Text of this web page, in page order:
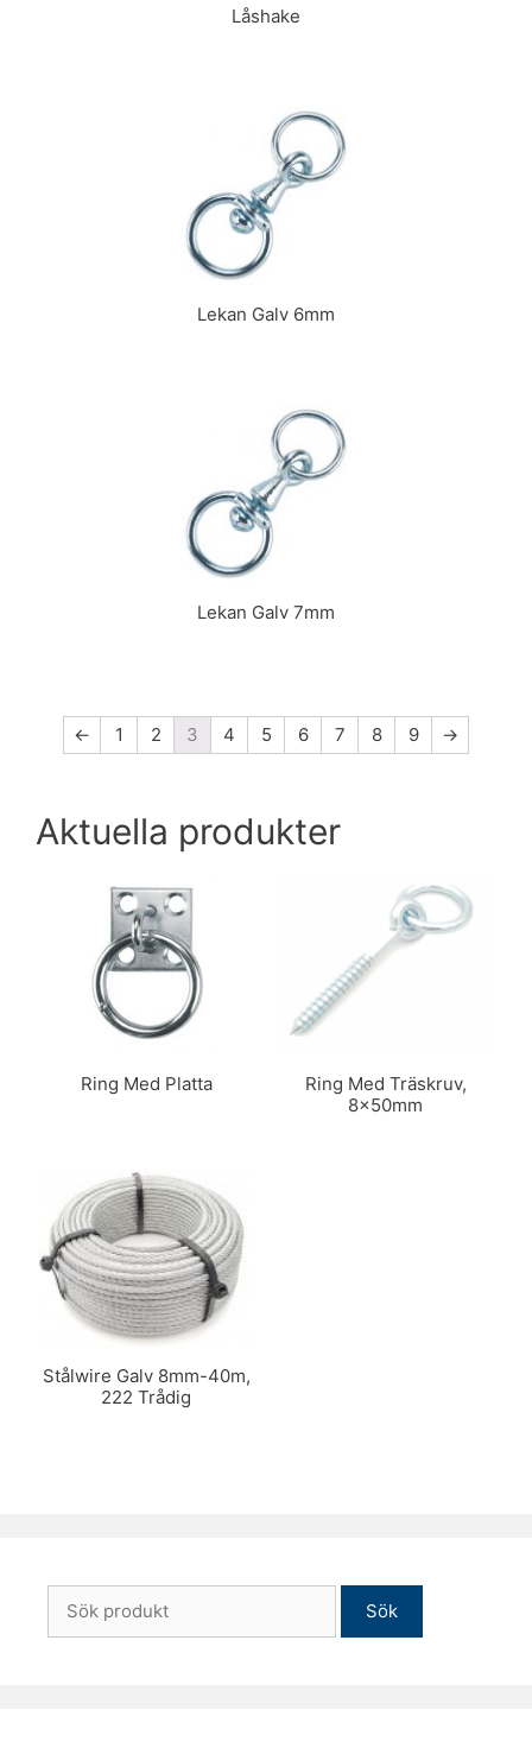
Låshake
Lekan Galv 6mm
Lekan Galv 7mm
← 1 2 3 4 5 6 7 8 9 →
Aktuella produkter
Ring Med Platta
Ring Med Träskruv,
8x50mm
Stålwire Galv 8mm-40m,
222 Trådig
efter: